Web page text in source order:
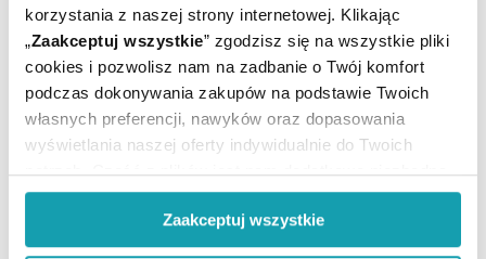
korzystania z naszej strony internetowej. Klikając
„Zaakceptuj wszystkie” zgodzisz się na wszystkie pliki
cookies i pozwolisz nam na zadbanie o Twój komfort
podczas dokonywania zakupów na podstawie Twoich
własnych preferencji, nawyków oraz dopasowania
wyświetlania naszej oferty indywidualnie do Twoich
potrzeb. Część z plików jest nam dodatkowo niezbędna
do prawidłowego działania Portalu oraz jego
funkcjonalności. W zależności od funkcji, dane o tym jak
korzystasz z naszej witryny będą również przekazywane
Zaakceptuj wszystkie
ARTYKUŁY
MOŻE CI SIĘ PRZYDAĆ